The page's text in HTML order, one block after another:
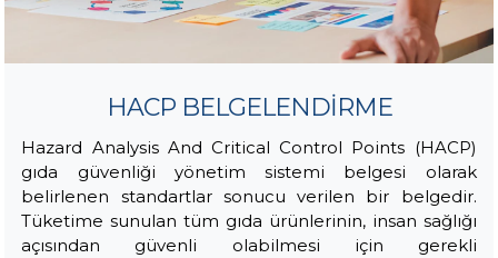
HACP BELGELENDİRME
Hazard Analysis And Critical Control Points (HACP)
gıda güvenliği yönetim sistemi belgesi olarak
belirlenen standartlar sonucu verilen bir belgedir.
Tüketime sunulan tüm gıda ürünlerinin, insan sağlığı
açısından güvenli olabilmesi için gerekli